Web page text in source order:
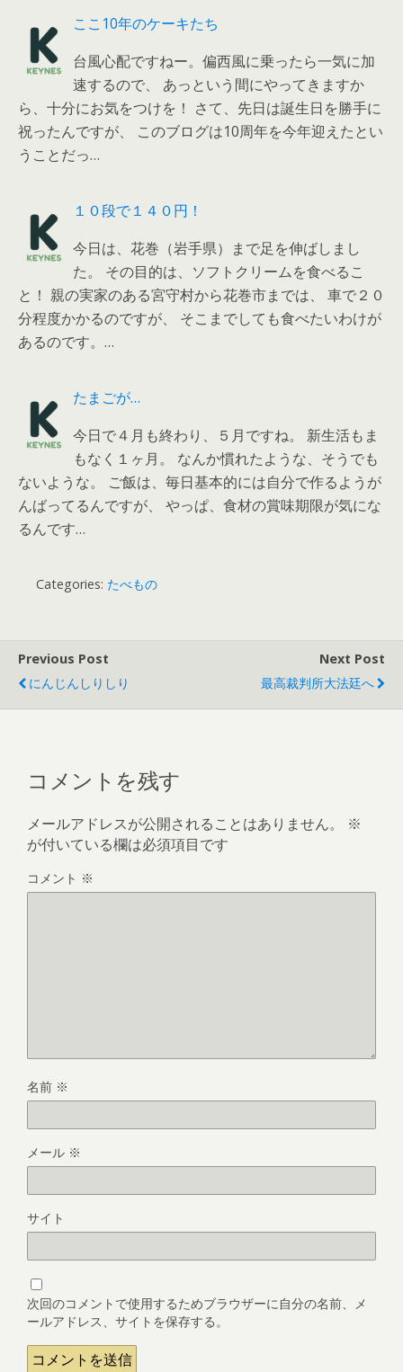
ここ10年のケーキたち
台風心配ですねー。偏西風に乗ったら一気に加
速するので、 あっという間にやってきますか
ら、十分にお気をつけを！ さて、先日は誕生日を勝手に
祝ったんですが、 このブログは10周年を今年迎えたとい
うことだっ…
１０段で１４０円！
今日は、花巻（岩手県）まで足を伸ばしまし
た。 その目的は、ソフトクリームを食べるこ
と！ 親の実家のある宮守村から花巻市までは、 車で２０
分程度かかるのですが、 そこまでしても食べたいわけが
あるのです。…
たまごが…
今日で４月も終わり、５月ですね。 新生活もま
もなく１ヶ月。 なんか慣れたような、そうでも
ないような。 ご飯は、毎日基本的には自分で作るようが
んばってるんですが、 やっぱ、食材の賞味期限が気にな
るんです…
Categories: たべもの
Previous Post
にんじんしりしり
Next Post
最高裁判所大法廷へ
コメントを残す
メールアドレスが公開されることはありません。
※
が付いている欄は必須項目です
コメント ※
名前 ※
メール ※
サイト
次回のコメントで使用するためブラウザーに自分の名前、メ
ールアドレス、サイトを保存する。